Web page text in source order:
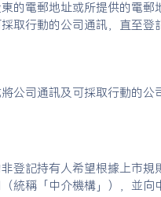
的電郵地址或所提供的電
取行動的公司通訊，直至
司通訊及可採取行動的公
記持有人希望根據上市規
稱「中介機構」），並向